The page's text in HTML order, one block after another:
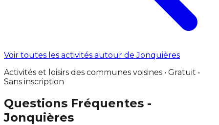
Voir toutes les activités autour de Jonquières
Activités et loisirs des communes voisines • Gratuit •
Sans inscription
Questions Fréquentes -
Jonquières